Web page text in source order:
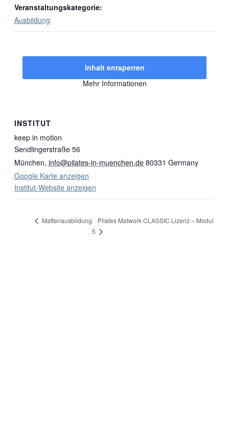
Veranstaltungskategorie:
Ausbildung
INSTITUT
keep in motion
Sendlingerstraße 56
München, info@pilates-in-muenchen.de 80331 Germany
Google Karte anzeigen
Institut-Website anzeigen
Inhalt entsperren
Mehr Informationen
Mattenausbildung
Pilates Matwork CLASSIC Lizenz – Modul
5